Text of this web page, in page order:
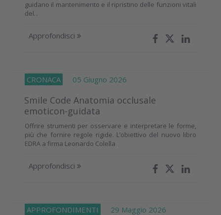
guidano il mantenimento e il ripristino delle funzioni vitali
del...
Approfondisci
CRONACA 05 Giugno 2026
Smile Code Anatomia occlusale
emoticon-guidata
Offrire strumenti per osservare e interpretare le forme,
più che fornire regole rigide. L’obiettivo del nuovo libro
EDRA a firma Leonardo Colella
Approfondisci
APPROFONDIMENTI 29 Maggio 2026